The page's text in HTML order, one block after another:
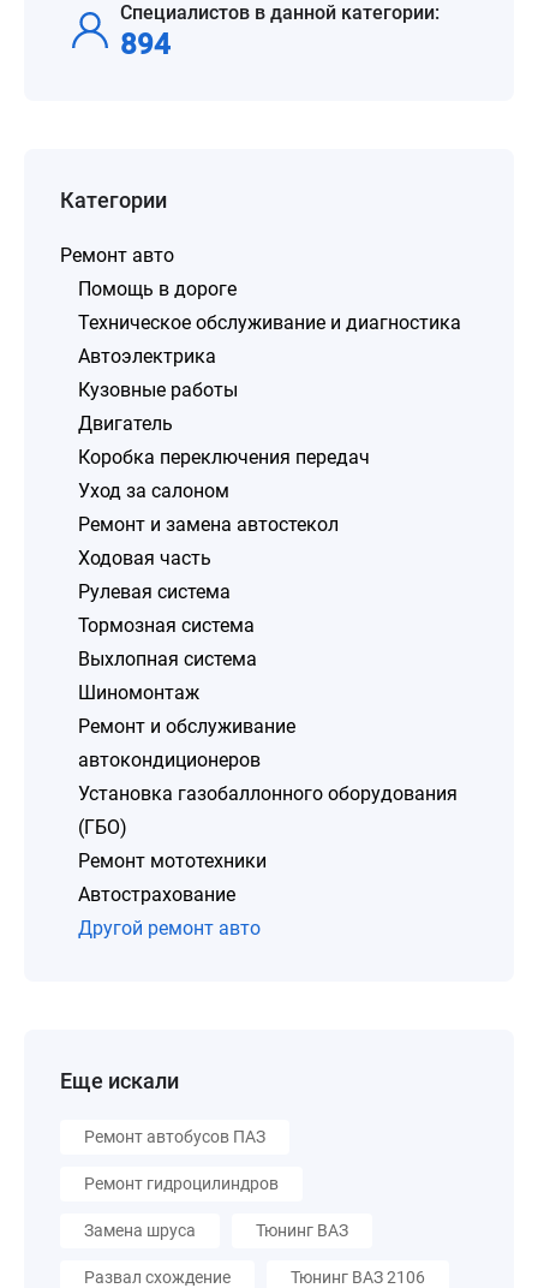
Специалистов в данной категории:
894
Категории
Ремонт авто
Помощь в дороге
Техническое обслуживание и диагностика
Автоэлектрика
Кузовные работы
Двигатель
Коробка переключения передач
Уход за салоном
Ремонт и замена автостекол
Ходовая часть
Рулевая система
Тормозная система
Выхлопная система
Шиномонтаж
Ремонт и обслуживание
автокондиционеров
Установка газобаллонного оборудования
(ГБО)
Ремонт мототехники
Автострахование
Другой ремонт авто
Еще искали
Ремонт автобусов ПАЗ
Ремонт гидроцилиндров
Замена шруса Тюнинг ВАЗ
Развал схождение Тюнинг ВАЗ 2106